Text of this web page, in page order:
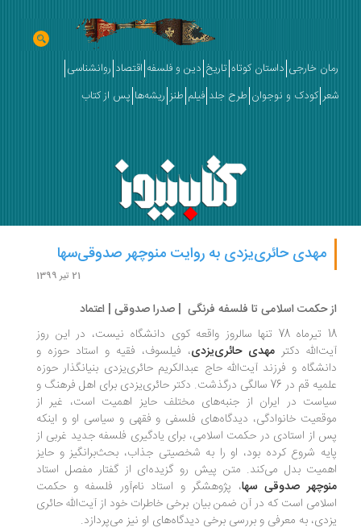
خارجی داستان کوتاه تاریخ دین و فلسفه اقتصاد روانشناسی
کودک و نوجوان طرح جلد فیلم طنز ریشه‌ها پس از کتاب
مهدی حائری‌یزدی به روایت منوچهر صدوقی‌سها
حکمت اسلامی تا فلسفه فرنگی | صدرا صدوقی | اعتماد
18 تیرماه 78 تنها سالروز واقعه کوی دانشگاه نیست، در این روز
دکتر مهدی حائری‌یزدی، فیلسوف، فقیه و استاد حوزه و
و فرزند آیت‌الله حاج عبدالکریم حائری‌یزدی بنیانگذار حوزه
علمیه قم در 76 سالگی درگذشت. دکتر حائری‌یزدی برای اهل فرهنگ و
در ایران از جنبه‌های مختلف حایز اهمیت است، غیر از
خانوادگی، دیدگاه‌های فلسفی و فقهی و سیاسی او و اینکه
از استادی در حکمت اسلامی، برای یادگیری فلسفه جدید غربی از
شروع کرده بود، او را به شخصیتی جذاب، بحث‌برانگیز و حایز
بدل می‌کند. متن پیش رو گزیده‌ای از گفتار مفصل استاد
صدوقی سها، پژوهشگر و استاد نام‌آور فلسفه و حکمت
است که در آن ضمن بیان برخی خاطرات خود از آیت‌الله حائری
به معرفی و بررسی برخی دیدگاه‌های او نیز می‌پردازد.